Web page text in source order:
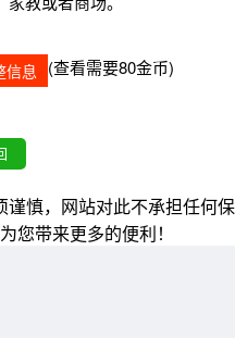
信息 (查看需要80金币)
慎，网站对此不承担任何保
您带来更多的便利！